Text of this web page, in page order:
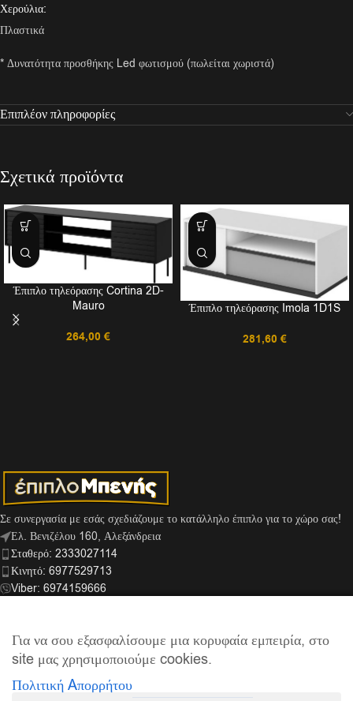
Χερούλια:
Πλαστικά
* Δυνατότητα προσθήκης Led φωτισμού (πωλείται χωριστά)
Επιπλέον πληροφορίες
Σχετικά προϊόντα
Έπιπλο τηλεόρασης Cortina 2D-
Mauro
264,00 €
Έπιπλο τηλεόρασης Imola 1D1S
281,60 €
Σε συνεργασία με εσάς σχεδιάζουμε το κατάλληλο έπιπλο για το χώρο σας!
Ελ. Βενιζέλου 160, Αλεξάνδρεια
Σταθερό: 2333027114
Κινητό: 6977529713
Viber: 6974159666
ΣΎΝΔΕΣΜΟΙ
ΠΛΗΡΟΦΟΡΊΕΣ
Για να σου εξασφαλίσουμε μια κορυφαία εμπειρία, στο
site μας χρησιμοποιούμε cookies.
Πολιτική Aπορρήτου